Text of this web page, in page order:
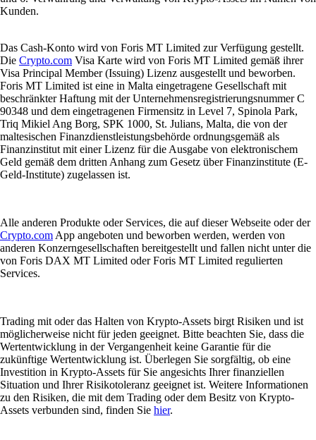
Kunden.
Das Cash-Konto wird von Foris MT Limited zur Verfügung gestellt.
Die Crypto.com Visa Karte wird von Foris MT Limited gemäß ihrer
Visa Principal Member (Issuing) Lizenz ausgestellt und beworben.
Foris MT Limited ist eine in Malta eingetragene Gesellschaft mit
beschränkter Haftung mit der Unternehmensregistrierungsnummer C
90348 und dem eingetragenen Firmensitz in Level 7, Spinola Park,
Triq Mikiel Ang Borg, SPK 1000, St. Julians, Malta, die von der
maltesischen Finanzdienstleistungsbehörde ordnungsgemäß als
Finanzinstitut mit einer Lizenz für die Ausgabe von elektronischem
Geld gemäß dem dritten Anhang zum Gesetz über Finanzinstitute (E-
Geld-Institute) zugelassen ist.
Alle anderen Produkte oder Services, die auf dieser Webseite oder der
Crypto.comApp angeboten und beworben werden, werden von
anderen Konzerngesellschaften bereitgestellt und fallen nicht unter die
von Foris DAX MT Limited oder Foris MT Limited regulierten
Services.
Trading mit oder das Halten von Krypto-Assets birgt Risiken und ist
möglicherweise nicht für jeden geeignet. Bitte beachten Sie, dass die
Wertentwicklung in der Vergangenheit keine Garantie für die
zukünftige Wertentwicklung ist. Überlegen Sie sorgfältig, ob eine
Investition in Krypto-Assets für Sie angesichts Ihrer finanziellen
Situation und Ihrer Risikotoleranz geeignet ist. Weitere Informationen
zu den Risiken, die mit dem Trading oder dem Besitz von Krypto-
Assets verbunden sind, finden Sie hier.